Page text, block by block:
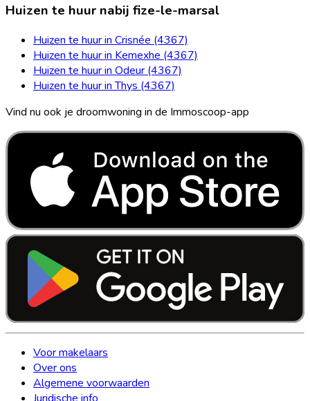
Huizen te huur nabij fize-le-marsal
Huizen te huur in Crisnée (4367)
Huizen te huur in Kemexhe (4367)
Huizen te huur in Odeur (4367)
Huizen te huur in Thys (4367)
Vind nu ook je droomwoning in de Immoscoop-app
Voor makelaars
Over ons
Algemene voorwaarden
Juridische info